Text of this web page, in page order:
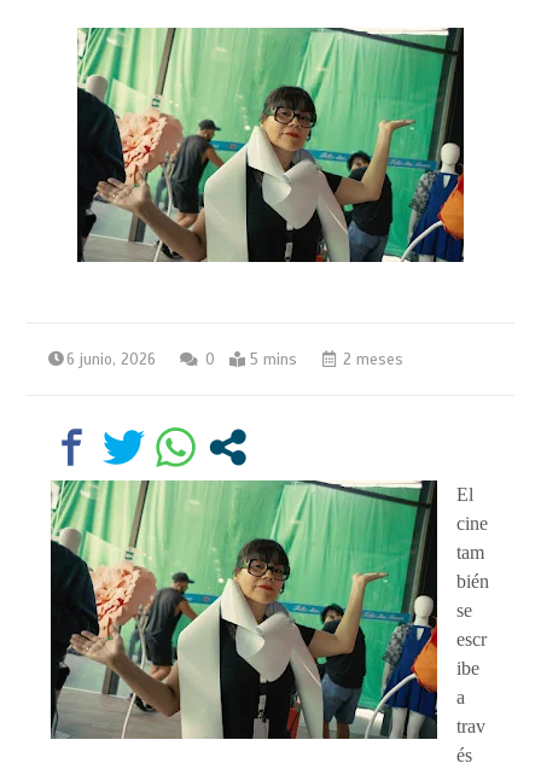
6 junio, 2026 0 5 mins 2 meses
El
cine
tam
bién
se
escr
ibe
a
trav
és